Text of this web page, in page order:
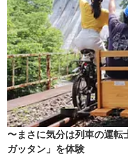
〜まさに気分は列車の運
ガッタン」を体験